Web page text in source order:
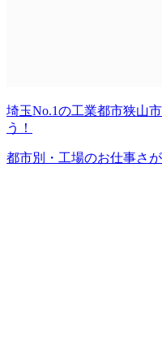
埼玉No.1の工業都市狭山
う！
都市別・工場のお仕事さ